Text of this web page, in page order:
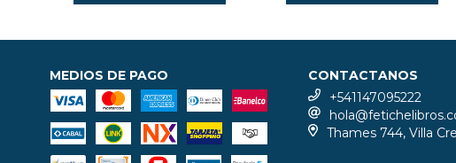
MEDIOS DE PAGO
CONTACTANOS
+541147095222
Thames 744, Villa